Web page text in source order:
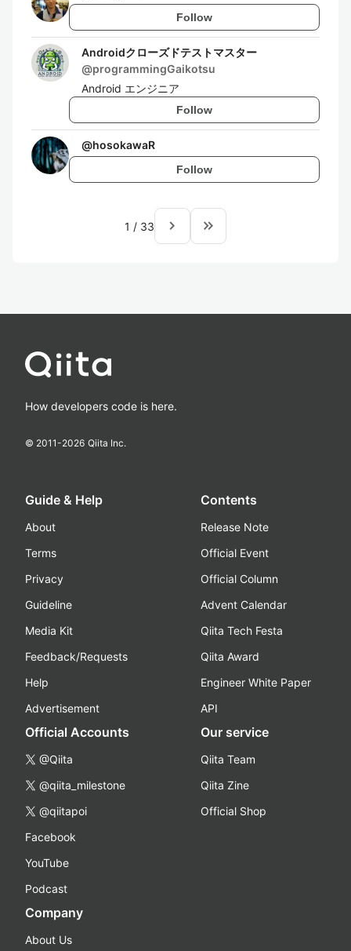
Follow
Androidクローズドテストマスター
@programmingGaikotsu
Android エンジニア
Follow
@hosokawaR
Follow
1 / 33 navigate_next keyboard_double_arrow_right
How developers code is here.
© 2011-2026 Qiita Inc.
Guide & Help
About
Terms
Privacy
Guideline
Media Kit
Feedback/Requests
Help
Advertisement
Contents
Release Note
Official Event
Official Column
Advent Calendar
Qiita Tech Festa
Qiita Award
Engineer White Paper
API
Official Accounts
@Qiita
@qiita_milestone
@qiitapoi
Facebook
YouTube
Podcast
Our service
Qiita Team
Qiita Zine
Official Shop
Company
About Us